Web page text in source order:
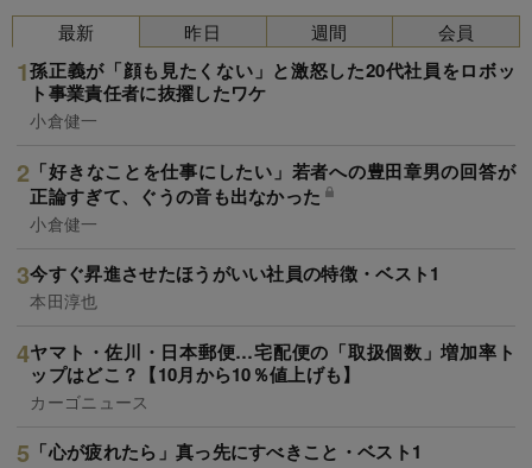
最新
孫正義が「顔も見たくない」と激怒した20代社員をロボッ
ト事業責任者に抜擢したワケ
小倉健一
「好きなことを仕事にしたい」若者への豊田章男の回答が
正論すぎて、ぐうの音も出なかった
小倉健一
今すぐ昇進させたほうがいい社員の特徴・ベスト1
本田淳也
ヤマト・佐川・日本郵便…宅配便の「取扱個数」増加率ト
ップはどこ？【10月から10％値上げも】
カーゴニュース
「心が疲れたら」真っ先にすべきこと・ベスト1
昨日 週間 会員